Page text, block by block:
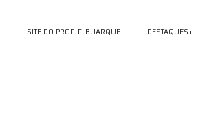
SITE DO PROF. F. BUARQUE DESTAQUES